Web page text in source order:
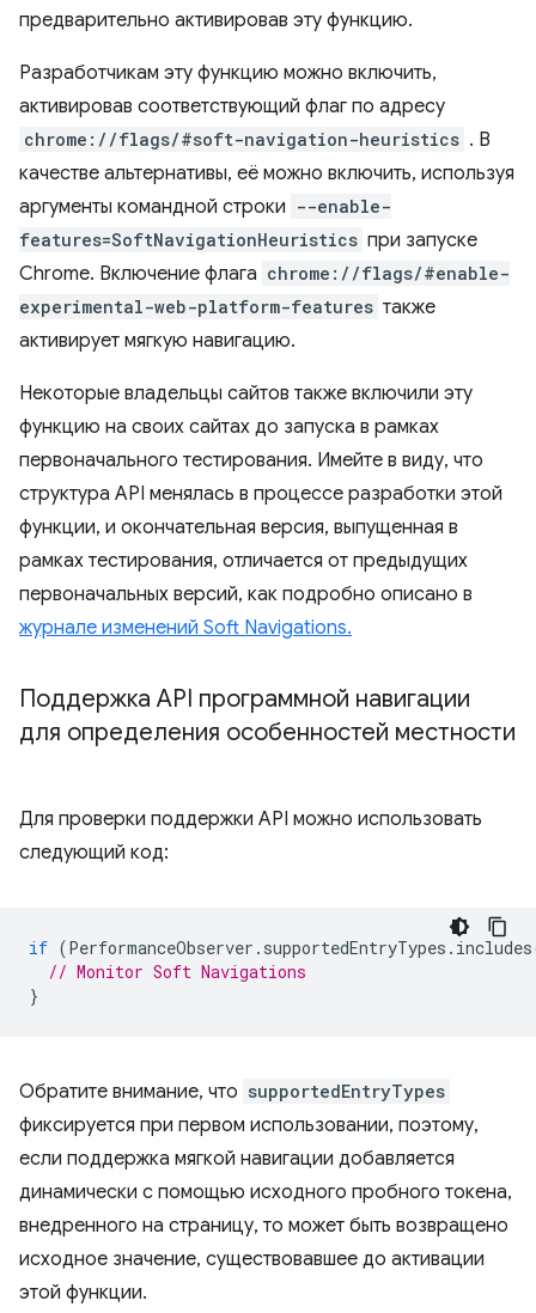
предварительно активировав эту функцию.
Разработчикам эту функцию можно включить,
активировав соответствующий флаг по адресу
chrome://flags/#soft-navigation-heuristics . В
качестве альтернативы, её можно включить, используя
аргументы командной строки --enable-
features=SoftNavigationHeuristics при запуске
Chrome. Включение флага chrome://flags/#enable-
experimental-web-platform-features также
активирует мягкую навигацию.
Некоторые владельцы сайтов также включили эту
функцию на своих сайтах до запуска в рамках
первоначального тестирования. Имейте в виду, что
структура API менялась в процессе разработки этой
функции, и окончательная версия, выпущенная в
рамках тестирования, отличается от предыдущих
первоначальных версий, как подробно описано в
журнале изменений Soft Navigations.
Поддержка API программной навигации
для определения особенностей местности
Для проверки поддержки API можно использовать
следующий код:
if (PerformanceObserver . supportedEntryTypes . includes
// Monitor Soft Navigations
}
Обратите внимание, что supportedEntryTypes
фиксируется при первом использовании, поэтому,
если поддержка мягкой навигации добавляется
динамически с помощью исходного пробного токена,
внедренного на страницу, то может быть возвращено
исходное значение, существовавшее до активации
этой функции.